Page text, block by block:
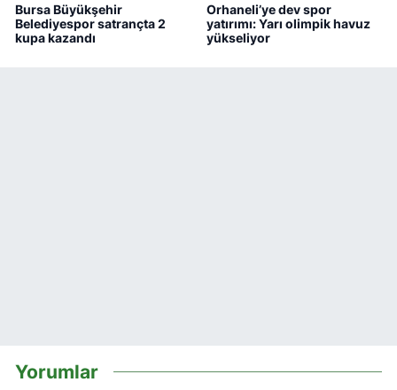
Bursa Büyükşehir
Belediyespor satrançta 2
kupa kazandı
Orhaneli’ye dev spor
yatırımı: Yarı olimpik havuz
yükseliyor
Yorumlar